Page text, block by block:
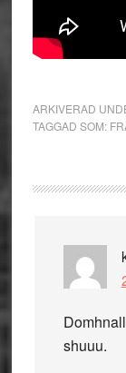
ARKIVERAD
TAGGAD SOM:
shuuu.